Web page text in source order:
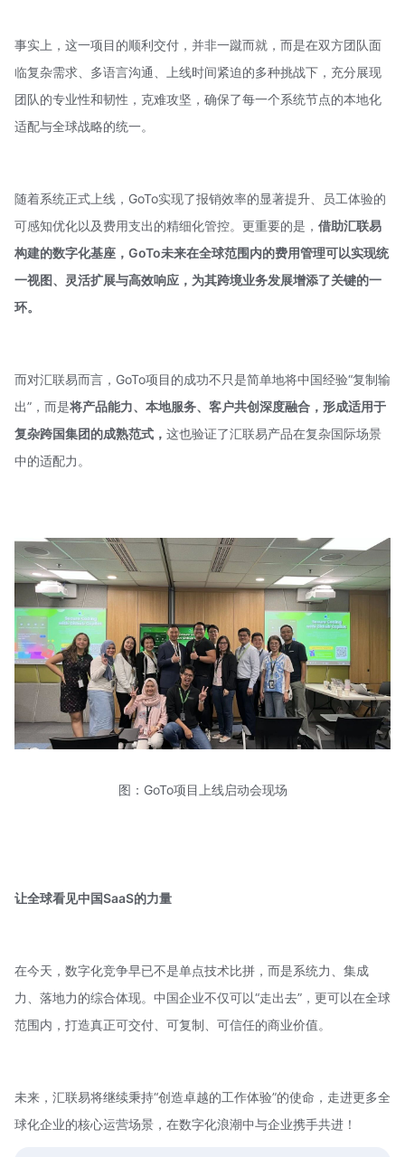
事实上，这一项目的顺利交付，并非一蹴而就，而是在双方团队面
临复杂需求、多语言沟通、上线时间紧迫的多种挑战下，充分展现
团队的专业性和韧性，克难攻坚，确保了每一个系统节点的本地化
适配与全球战略的统一。
随着系统正式上线，GoTo实现了报销效率的显著提升、员工体验的
可感知优化以及费用支出的精细化管控。更重要的是， 借助汇联易
构建的数字化基座，GoTo未来在全球范围内的费用管理可以实现统
一视图、灵活扩展与高效响应，为其跨境业务发展增添了关键的一
环。
而对汇联易而言，GoTo项目的成功不只是简单地将中国经验“复制输
出”，而是将产品能力、本地服务、客户共创深度融合，形成适用于
复杂跨国集团的成熟范式， 这也验证了汇联易产品在复杂国际场景
中的适配力。
图：GoTo项目上线启动会现场
让全球看见中国SaaS的力量
在今天，数字化竞争早已不是单点技术比拼，而是系统力、集成
力、落地力的综合体现。中国企业不仅可以“走出去”，更可以在全球
范围内，打造真正可交付、可复制、可信任的商业价值。
未来，汇联易将继续秉持“创造卓越的工作体验”的使命，走进更多全
球化企业的核心运营场景，在数字化浪潮中与企业携手共进！